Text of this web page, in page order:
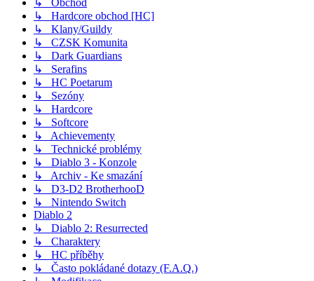
↳ Obchod
↳ Hardcore obchod [HC]
↳ Klany/Guildy
↳ CZSK Komunita
↳ Dark Guardians
↳ Serafins
↳ HC Poetarum
↳ Sezóny
↳ Hardcore
↳ Softcore
↳ Achievementy
↳ Technické problémy
↳ Diablo 3 - Konzole
↳ Archiv - Ke smazání
↳ D3-D2 BrotherhooD
↳ Nintendo Switch
Diablo 2
↳ Diablo 2: Resurrected
↳ Charaktery
↳ HC příběhy
↳ Často pokládané dotazy (F.A.Q.)